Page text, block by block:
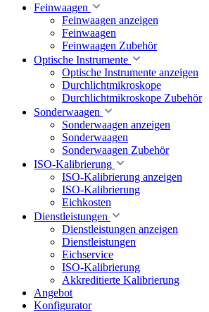
Feinwaagen
Feinwaagen anzeigen
Feinwaagen
Feinwaagen Zubehör
Optische Instrumente
Optische Instrumente anzeigen
Durchlichtmikroskope
Durchlichtmikroskope Zubehör
Sonderwaagen
Sonderwaagen anzeigen
Sonderwaagen
Sonderwaagen Zubehör
ISO-Kalibrierung
ISO-Kalibrierung anzeigen
ISO-Kalibrierung
Eichkosten
Dienstleistungen
Dienstleistungen anzeigen
Dienstleistungen
Eichservice
ISO-Kalibrierung
Akkreditierte Kalibrierung
Angebot
Konfigurator